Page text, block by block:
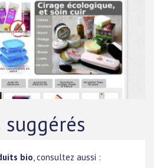
bio, consultez aussi :